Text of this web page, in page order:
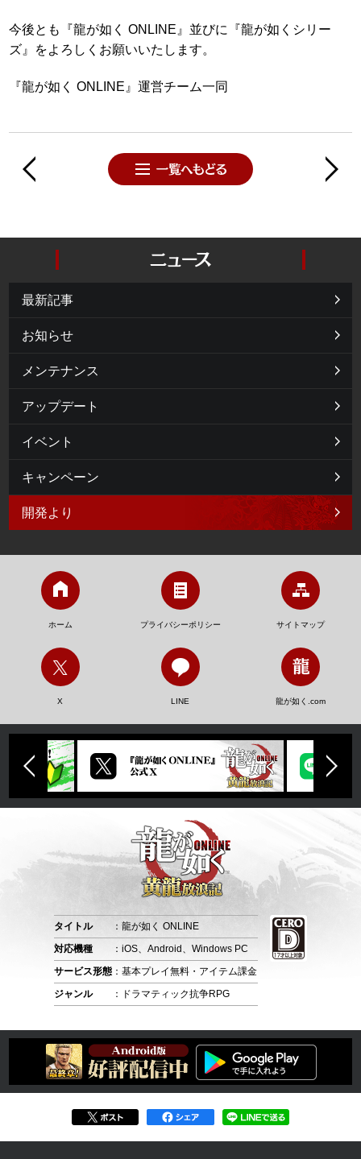
今後とも『龍が如く ONLINE』並びに『龍が如くシリー
ズ』をよろしくお願いいたします。
『龍が如く ONLINE』運営チーム一同
最新記事
お知らせ
メンテナンス
アップデート
イベント
キャンペーン
開発より
ホーム プライバシーポリシー サイトマップ
X LINE 龍が如く.com
タイトル
：龍が如く ONLINE
対応機種
：iOS、Android、Windows PC
サービス形態 ：基本プレイ無料・アイテム課金
ジャンル
：ドラマティック抗争RPG